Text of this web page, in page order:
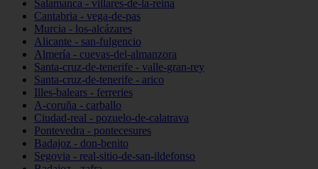
Salamanca - villares-de-la-reina
Cantabria - vega-de-pas
Murcia - los-alcázares
Alicante - san-fulgencio
Almería - cuevas-del-almanzora
Santa-cruz-de-tenerife - valle-gran-rey
Santa-cruz-de-tenerife - arico
Illes-balears - ferreries
A-coruña - carballo
Ciudad-real - pozuelo-de-calatrava
Pontevedra - pontecesures
Badajoz - don-benito
Segovia - real-sitio-de-san-ildefonso